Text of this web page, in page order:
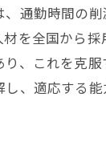
解き方
の企業見極め
べき情報
通勤時間の
を全国から
、これを克
、適応する能